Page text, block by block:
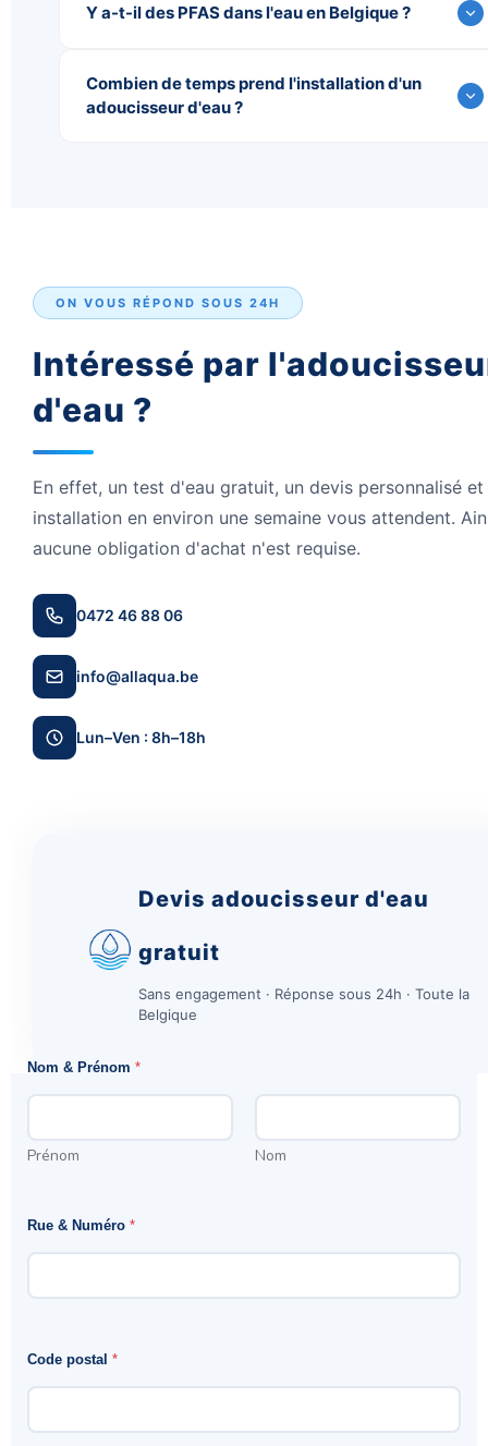
Y a-t-il des PFAS dans l'eau en Belgique ?
Combien de temps prend l'installation d'un
adoucisseur d'eau ?
ON VOUS RÉPOND SOUS 24H
Intéressé par
d'eau ?
En effet, un test d'eau gratuit, un devis personnalisé et
installation en environ une semaine vous attendent.
aucune obligation d'achat n'est requise.
0472 46 88 06
info@allaqua.be
Lun–Ven : 8h–18h
Devis adoucisseur d'eau
gratuit
Sans engagement · Réponse sous 24h · Toute la
Belgique
Nom & Prénom *
Prénom Nom
Rue & Numéro *
Code postal *